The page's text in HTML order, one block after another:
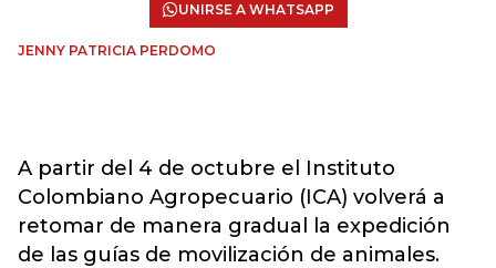
UNIRSE A WHATSAPP
JENNY PATRICIA PERDOMO
A partir del 4 de octubre el Instituto
Colombiano Agropecuario (ICA) volverá a
retomar de manera gradual la expedición
de las guías de movilización de animales.